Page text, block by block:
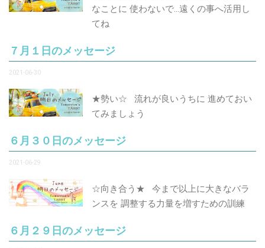
なことに 使わないで…遠くの事へ活用し
てね
７月１日のメッセージ
2021-06-30
★勢い☆ 流れが良いうちに 進めておい
てみましょう
６月３０日のメッセージ
2021-06-29
☆向き合う★ 今まで以上に大きなバラ
ンスを 調整する力量を増すための訓練
６月２９日のメッセージ